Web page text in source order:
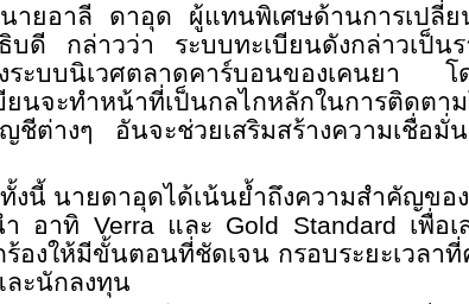
นายอาลี ดาอุด ผู้แทนพิเศษด้านการเปลี่
บดี กล่าวว่า ระบบทะเบียนดังกล่าวเป็น
ระบบนิเวศตลาดคาร์บอนของเคนยา โ
ยนจะทำหน้าที่เป็นกลไกหลักในการติดต
ชีต่างๆ อันจะช่วยเสริมสร้างความเชื่อมั่
ทั้งนี้ นายดาอุดได้เน้นย้ำถึงความสำคัญขอ
ำ อาทิ Verra และ Gold Standard เพื่อ
ร้องให้มีขั้นตอนที่ชัดเจน กรอบระยะเวล
ละนักลงทุน